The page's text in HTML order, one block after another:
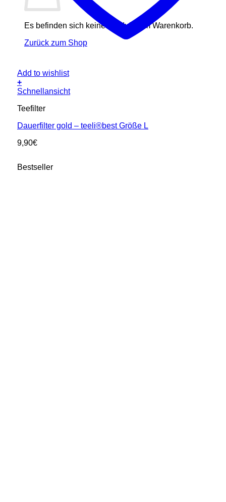
Es befinden sich keine Produkte im Warenkorb.
Zurück zum Shop
Add to wishlist
+
Schnellansicht
Teefilter
Dauerfilter gold – teeli®best Größe L
9,90€
Bestseller